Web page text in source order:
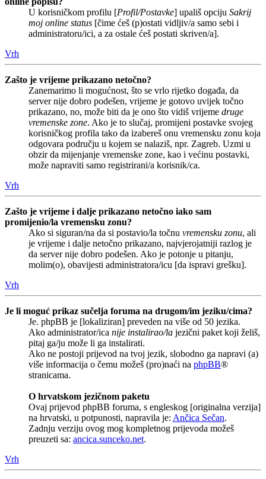
U korisničkom profilu [Profil/Postavke] upališ opciju Sakrij
moj online status [čime ćeš (p)ostati vidljiv/a samo sebi i
administratoru/ici, a za ostale ćeš postati skriven/a].
Vrh
Zašto je vrijeme prikazano netočno?
Zanemarimo li mogućnost, što se vrlo rijetko događa, da
server nije dobro podešen, vrijeme je gotovo uvijek točno
prikazano, no, može biti da je ono što vidiš vrijeme druge
vremenske zone. Ako je to slučaj, promijeni postavke svojeg
korisničkog profila tako da izabereš onu vremensku zonu koja
odgovara području u kojem se nalaziš, npr. Zagreb. Uzmi u
obzir da mijenjanje vremenske zone, kao i većinu postavki,
može napraviti samo registrirani/a korisnik/ca.
Vrh
Zašto je vrijeme i dalje prikazano netočno iako sam
promijenio/la vremensku zonu?
Ako si siguran/na da si postavio/la točnu vremensku zonu, ali
je vrijeme i dalje netočno prikazano, najvjerojatniji razlog je
da server nije dobro podešen. Ako je potonje u pitanju,
molim(o), obavijesti administratora/icu [da ispravi grešku].
Vrh
Je li moguć prikaz sučelja foruma na drugom/im jeziku/cima?
Je. phpBB je [lokaliziran] preveden na više od 50 jezika.
Ako administrator/ica nije instalirao/la jezični paket koji želiš,
pitaj ga/ju može li ga instalirati.
Ako ne postoji prijevod na tvoj jezik, slobodno ga napravi (a)
više informacija o čemu možeš (pro)naći na phpBB®
stranicama.
O hrvatskom jezičnom paketu
Ovaj prijevod phpBB foruma, s engleskog [originalna verzija]
na hrvatski, u potpunosti, napravila je: Ančica Sečan.
Zadnju verziju ovog mog kompletnog prijevoda možeš
preuzeti sa: ancica.sunceko.net.
Vrh